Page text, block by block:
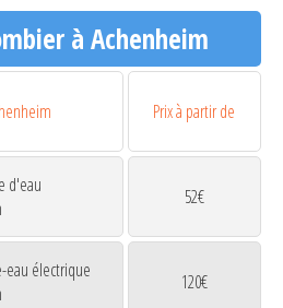
à Achenheim
Prix à partir de
d'eau
52€
eau électrique
120€